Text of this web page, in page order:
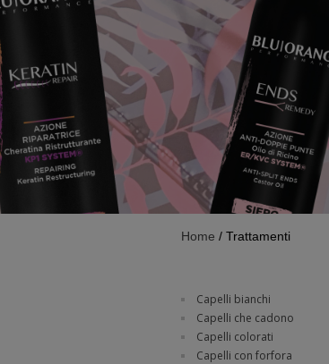
Home / Trattamenti
Capelli bianchi
Capelli che cadono
Capelli colorati
Capelli con forfora